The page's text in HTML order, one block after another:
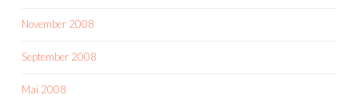
November 2008
September 2008
Mai 2008